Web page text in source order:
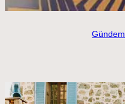
Gündem